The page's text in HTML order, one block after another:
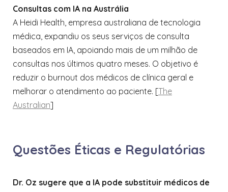
Consultas com IA na Austrália
A Heidi Health, empresa australiana de tecnologia
médica, expandiu os seus serviços de consulta
baseados em IA, apoiando mais de um milhão de
consultas nos últimos quatro meses. O objetivo é
reduzir o burnout dos médicos de clínica geral e
melhorar o atendimento ao paciente. [The
Australian​]
Questões Éticas e Regulatórias
Dr. Oz sugere que a IA pode substituir médicos de